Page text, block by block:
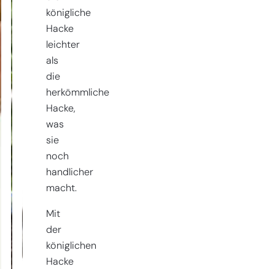
königliche
Hacke
leichter
als
die
herkömmliche
Hacke,
was
sie
noch
handlicher
macht.
Mit
der
königlichen
Hacke